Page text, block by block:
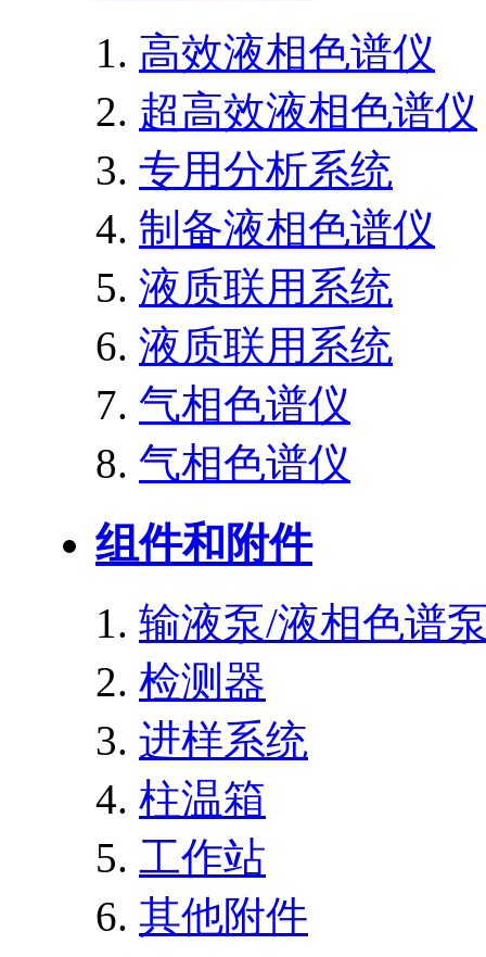
高效液相色谱仪
超高效液相色谱仪
专用分析系统
制备液相色谱仪
液质联用系统
液质联用系统
气相色谱仪
气相色谱仪
组件和附件
输液泵/液相色谱
检测器
进样系统
柱温箱
工作站
其他附件